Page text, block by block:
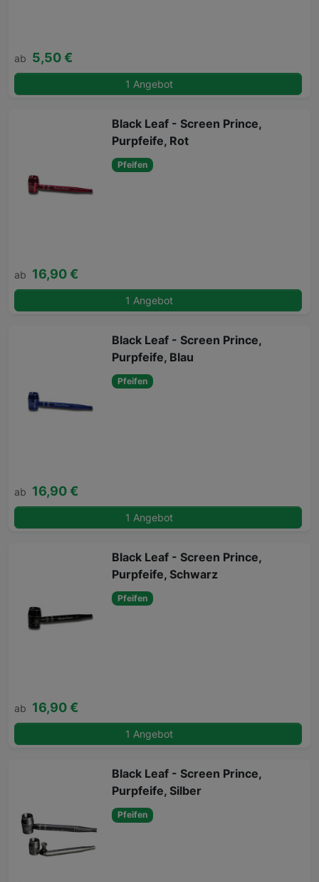
ab 5,50 €
1 Angebot
Black Leaf - Screen Prince,
Purpfeife, Rot
Pfeifen
ab 16,90 €
1 Angebot
Black Leaf - Screen Prince,
Purpfeife, Blau
Pfeifen
ab 16,90 €
1 Angebot
Black Leaf - Screen Prince,
Purpfeife, Schwarz
Pfeifen
ab 16,90 €
1 Angebot
Black Leaf - Screen Prince,
Purpfeife, Silber
Pfeifen